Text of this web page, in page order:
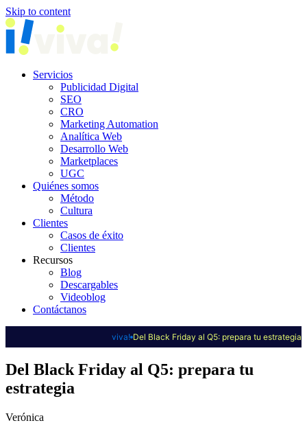
Skip to content
Servicios
Publicidad Digital
SEO
CRO
Marketing Automation
Analítica Web
Desarrollo Web
Marketplaces
UGC
Quiénes somos
Método
Cultura
Clientes
Casos de éxito
Clientes
Recursos
Blog
Descargables
Videoblog
Contáctanos
viva! Del Black Friday al Q5: prepara tu estrategia
Del Black Friday al Q5: prepara tu
estrategia
Verónica